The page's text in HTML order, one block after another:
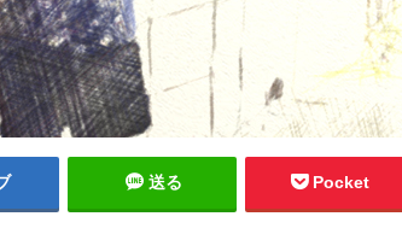
送る Pocket